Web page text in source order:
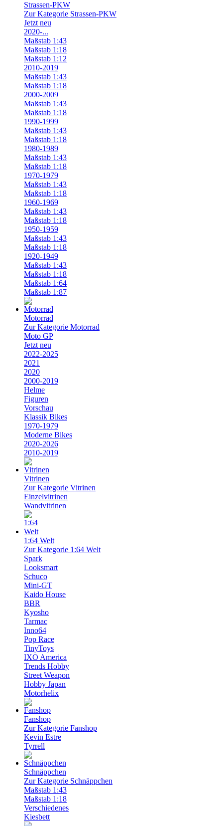
Strassen-PKW
Zur Kategorie Strassen-PKW
Jetzt neu
2020-...
Maßstab 1:43
Maßstab 1:18
Maßstab 1:12
2010-2019
Maßstab 1:43
Maßstab 1:18
2000-2009
Maßstab 1:43
Maßstab 1:18
1990-1999
Maßstab 1:43
Maßstab 1:18
1980-1989
Maßstab 1:43
Maßstab 1:18
1970-1979
Maßstab 1:43
Maßstab 1:18
1960-1969
Maßstab 1:43
Maßstab 1:18
1950-1959
Maßstab 1:43
Maßstab 1:18
1920-1949
Maßstab 1:43
Maßstab 1:18
Maßstab 1:64
Maßstab 1:87
Motorrad
Zur Kategorie Motorrad
Moto GP
Jetzt neu
2022-2025
2021
2020
2000-2019
Helme
Figuren
Vorschau
Klassik Bikes
1970-1979
Moderne Bikes
2020-2026
2010-2019
Vitrinen
Zur Kategorie Vitrinen
Einzelvitrinen
Wandvitrinen
1:64 Welt
Zur Kategorie 1:64 Welt
Spark
Looksmart
Schuco
Mini-GT
Kaido House
BBR
Kyosho
Tarmac
Inno64
Pop Race
TinyToys
IXO America
Trends Hobby
Street Weapon
Hobby Japan
Motorhelix
Fanshop
Zur Kategorie Fanshop
Kevin Estre
Tyrrell
Schnäppchen
Zur Kategorie Schnäppchen
Maßstab 1:43
Maßstab 1:18
Verschiedenes
Kiesbett